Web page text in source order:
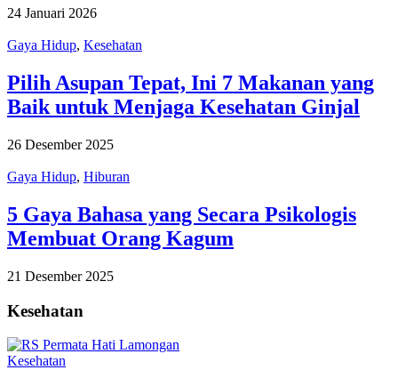
24 Januari 2026
Gaya Hidup, Kesehatan
Pilih Asupan Tepat, Ini 7 Makanan yang
Baik untuk Menjaga Kesehatan Ginjal
26 Desember 2025
Gaya Hidup, Hiburan
5 Gaya Bahasa yang Secara Psikologis
Membuat Orang Kagum
21 Desember 2025
Kesehatan
Kesehatan